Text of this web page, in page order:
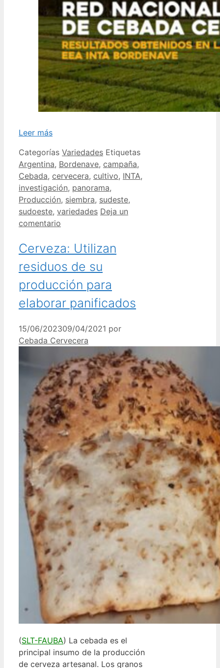
Leer más
Categorías Variedades Etiquetas
Argentina, Bordenave, campaña,
Cebada, cervecera, cultivo, INTA,
investigación, panorama,
Producción, siembra, sudeste,
sudoeste, variedades Deja un
comentario
Cerveza: Utilizan
residuos de su
producción para
elaborar panificados
15/06/202309/04/2021 por
Cebada Cervecera
(SLT-FAUBA) La cebada es el
principal insumo de la producción
de cerveza artesanal. Los granos